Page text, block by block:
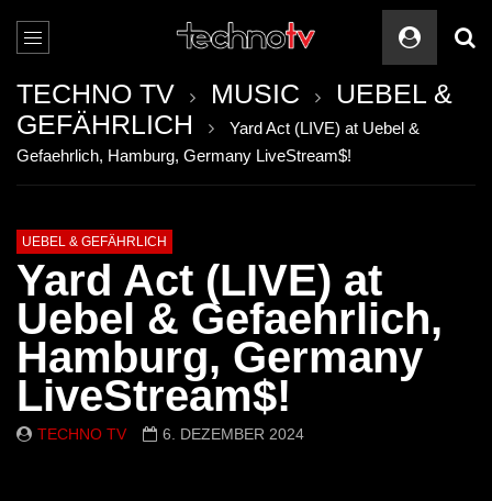
TECHNO TV MUSIC
UEBEL &
GEFÄHRLICH
Yard Act (LIVE) at Uebel &
Gefaehrlich, Hamburg, Germany LiveStream$!
UEBEL & GEFÄHRLICH
Yard Act (LIVE) at
Uebel & Gefaehrlich,
Hamburg, Germany
LiveStream$!
TECHNO TV 6. DEZEMBER 2024